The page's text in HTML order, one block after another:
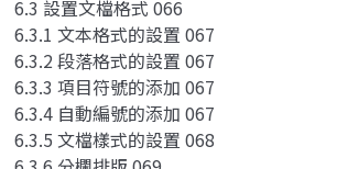
6.3 設置文檔格式 066
6.3.1 文本格式的設置 067
6.3.2 段落格式的設置 067
6.3.3 項目符號的添加 067
6.3.4 自動編號的添加 067
6.3.5 文檔樣式的設置 068